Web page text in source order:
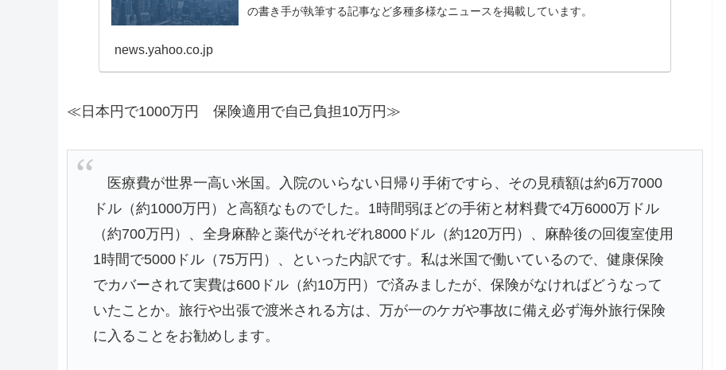
の書き手が執筆する記事など多種多様なニュースを掲載しています。
news.yahoo.co.jp
≪日本円で1000万円 保険適用で自己負担10万円≫
医療費が世界一高い米国。入院のいらない日帰り手術ですら、その見積額は約6万7000
ドル（約1000万円）と高額なものでした。1時間弱ほどの手術と材料費で4万6000万ドル
（約700万円）、全身麻酔と薬代がそれぞれ8000ドル（約120万円）、麻酔後の回復室使用
1時間で5000ドル（75万円）、といった内訳です。私は米国で働いているので、健康保険
でカバーされて実費は600ドル（約10万円）で済みましたが、保険がなければどうなって
いたことか。旅行や出張で渡米される方は、万が一のケガや事故に備え必ず海外旅行保険
に入ることをお勧めします。